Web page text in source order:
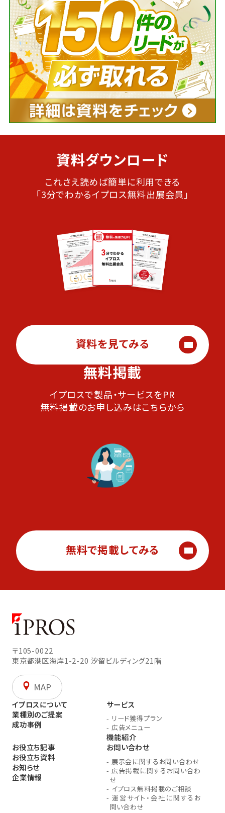
資料ダウンロード
これさえ読めば簡単に利用できる
「3分でわかるイプロス無料出展会員」
資料を見てみる
無料掲載
イプロスで製品・サービスをPR
無料掲載のお申し込みはこちらから
無料で掲載してみる
〒105-0022
東京都港区海岸1-2-20 汐留ビルディング21階
MAP
イプロスについて
業種別のご提案
成功事例
サービス
- リード獲得プラン
- 広告メニュー
機能紹介
お役立ち記事
お役立ち資料
お知らせ
企業情報
お問い合わせ
- 展示会に関するお問い合わせ
- 広告掲載に関するお問い合わ
せ
- イプロス無料掲載のご相談
- 運営サイト・会社に関するお
問い合わせ